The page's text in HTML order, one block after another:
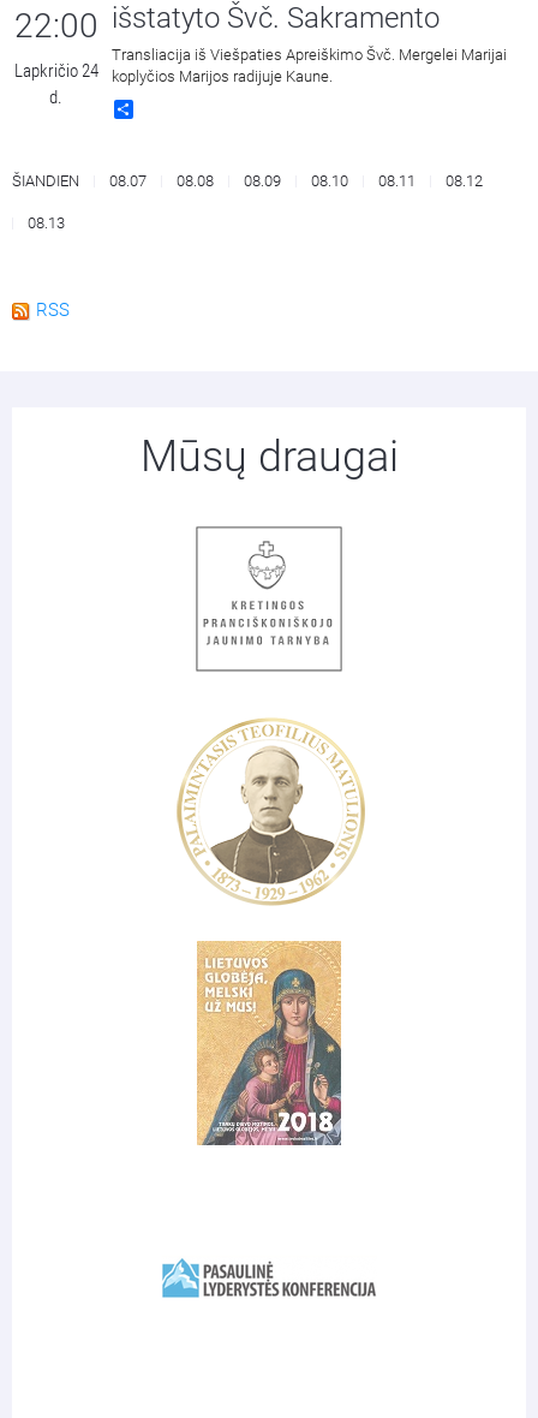
22:00
Lapkričio 24
d.
išstatyto Švč. Sakramento
Transliacija iš Viešpaties Apreiškimo Švč. Mergelei Marijai
koplyčios Marijos radijuje Kaune.
ŠIANDIEN 08.07 08.08 08.09 08.10 08.11 08.12
08.13
RSS
Mūsų draugai